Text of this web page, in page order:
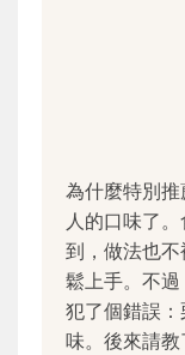
為什麼特別
人的口味了
到，做法也
鬆上手。不
犯了個錯誤
味。後來請教